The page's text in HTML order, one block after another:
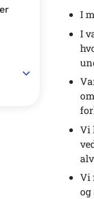
I
I
Vi
Vi
og